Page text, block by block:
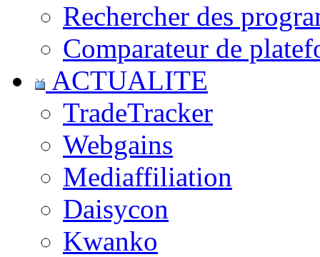
Rechercher des
Comparateur de
ACTUALITE
TradeTracker
Webgains
Mediaffiliation
Daisycon
Kwanko